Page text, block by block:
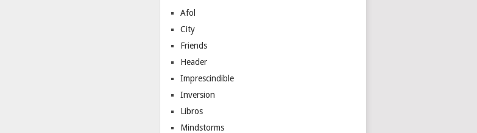
Afol
City
Friends
Header
Imprescindible
Inversion
Libros
Mindstorms